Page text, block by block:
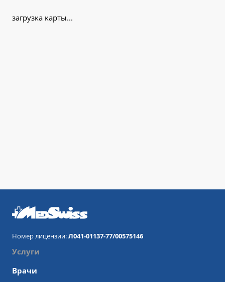
загрузка карты...
Номер лицензии:Л041-01137-77/00575146
Услуги
Врачи